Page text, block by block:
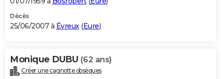
Décès
25/06/2007 à Évreux(Eure)
Monique DUBU (62 ans)
Créer une cagnotte obsèques